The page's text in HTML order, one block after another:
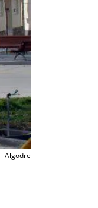
Algodre